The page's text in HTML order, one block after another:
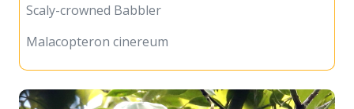
Scaly-crowned Babbler
Malacopteron cinereum